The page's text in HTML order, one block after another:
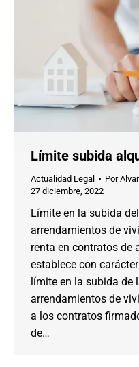
Límite subida
Actualidad Legal Por
27 diciembre, 2022
Límite en la subida
arrendamientos de
renta en contratos de
establece con
límite en la subida de
arrendamientos de
a los contratos
de…